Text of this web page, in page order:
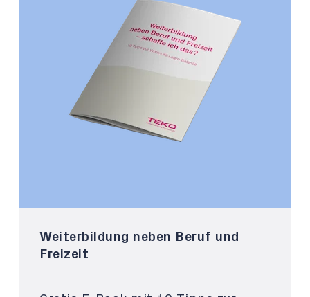
Weiterbildung neben Beruf und
Freizeit